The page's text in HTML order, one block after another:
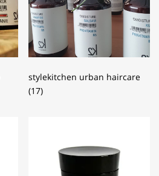
stylekitchen urban haircare
(17)